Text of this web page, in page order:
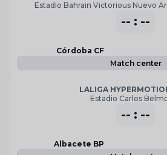
El Córdoba CF
el Trofeo del
Jaén (1-2)
Estadio Bahrain Victorious Nuevo
Córdoba CF
-- : --
Match center
LALIGA
Estadio Carlos
Albacete BP
-- : --